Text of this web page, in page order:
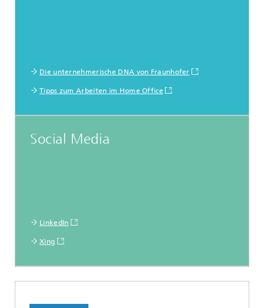
Die unternehmerische DNA von Fraunhofer
Tipps zum Arbeiten im Home Office
Social Media
LinkedIn
Xing